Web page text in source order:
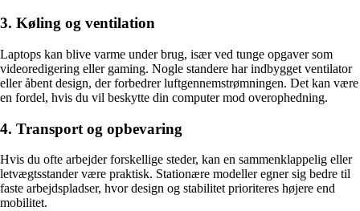
3. Køling og ventilation
Laptops kan blive varme under brug, især ved tunge opgaver som
videoredigering eller gaming. Nogle standere har indbygget ventilator
eller åbent design, der forbedrer luftgennemstrømningen. Det kan være
en fordel, hvis du vil beskytte din computer mod overophedning.
4. Transport og opbevaring
Hvis du ofte arbejder forskellige steder, kan en sammenklappelig eller
letvægtsstander være praktisk. Stationære modeller egner sig bedre til
faste arbejdspladser, hvor design og stabilitet prioriteres højere end
mobilitet.